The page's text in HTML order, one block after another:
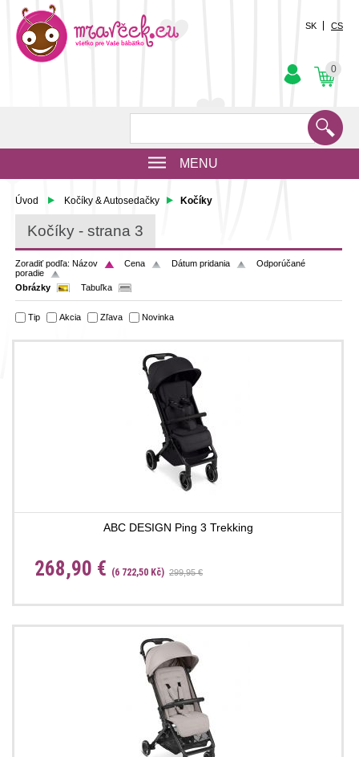
0
SK CS
MENU
Úvod Kočíky & Autosedačky Kočíky
Kočíky - strana 3
Zoradiť podľa: Názov Cena Dátum pridania
Odporúčané
poradie
Obrázky
Tabuľka
Tip Akcia Zľava Novinka
ABC DESIGN Ping 3 Trekking
268,90 € (6 722,50 Kč) 299,95 €